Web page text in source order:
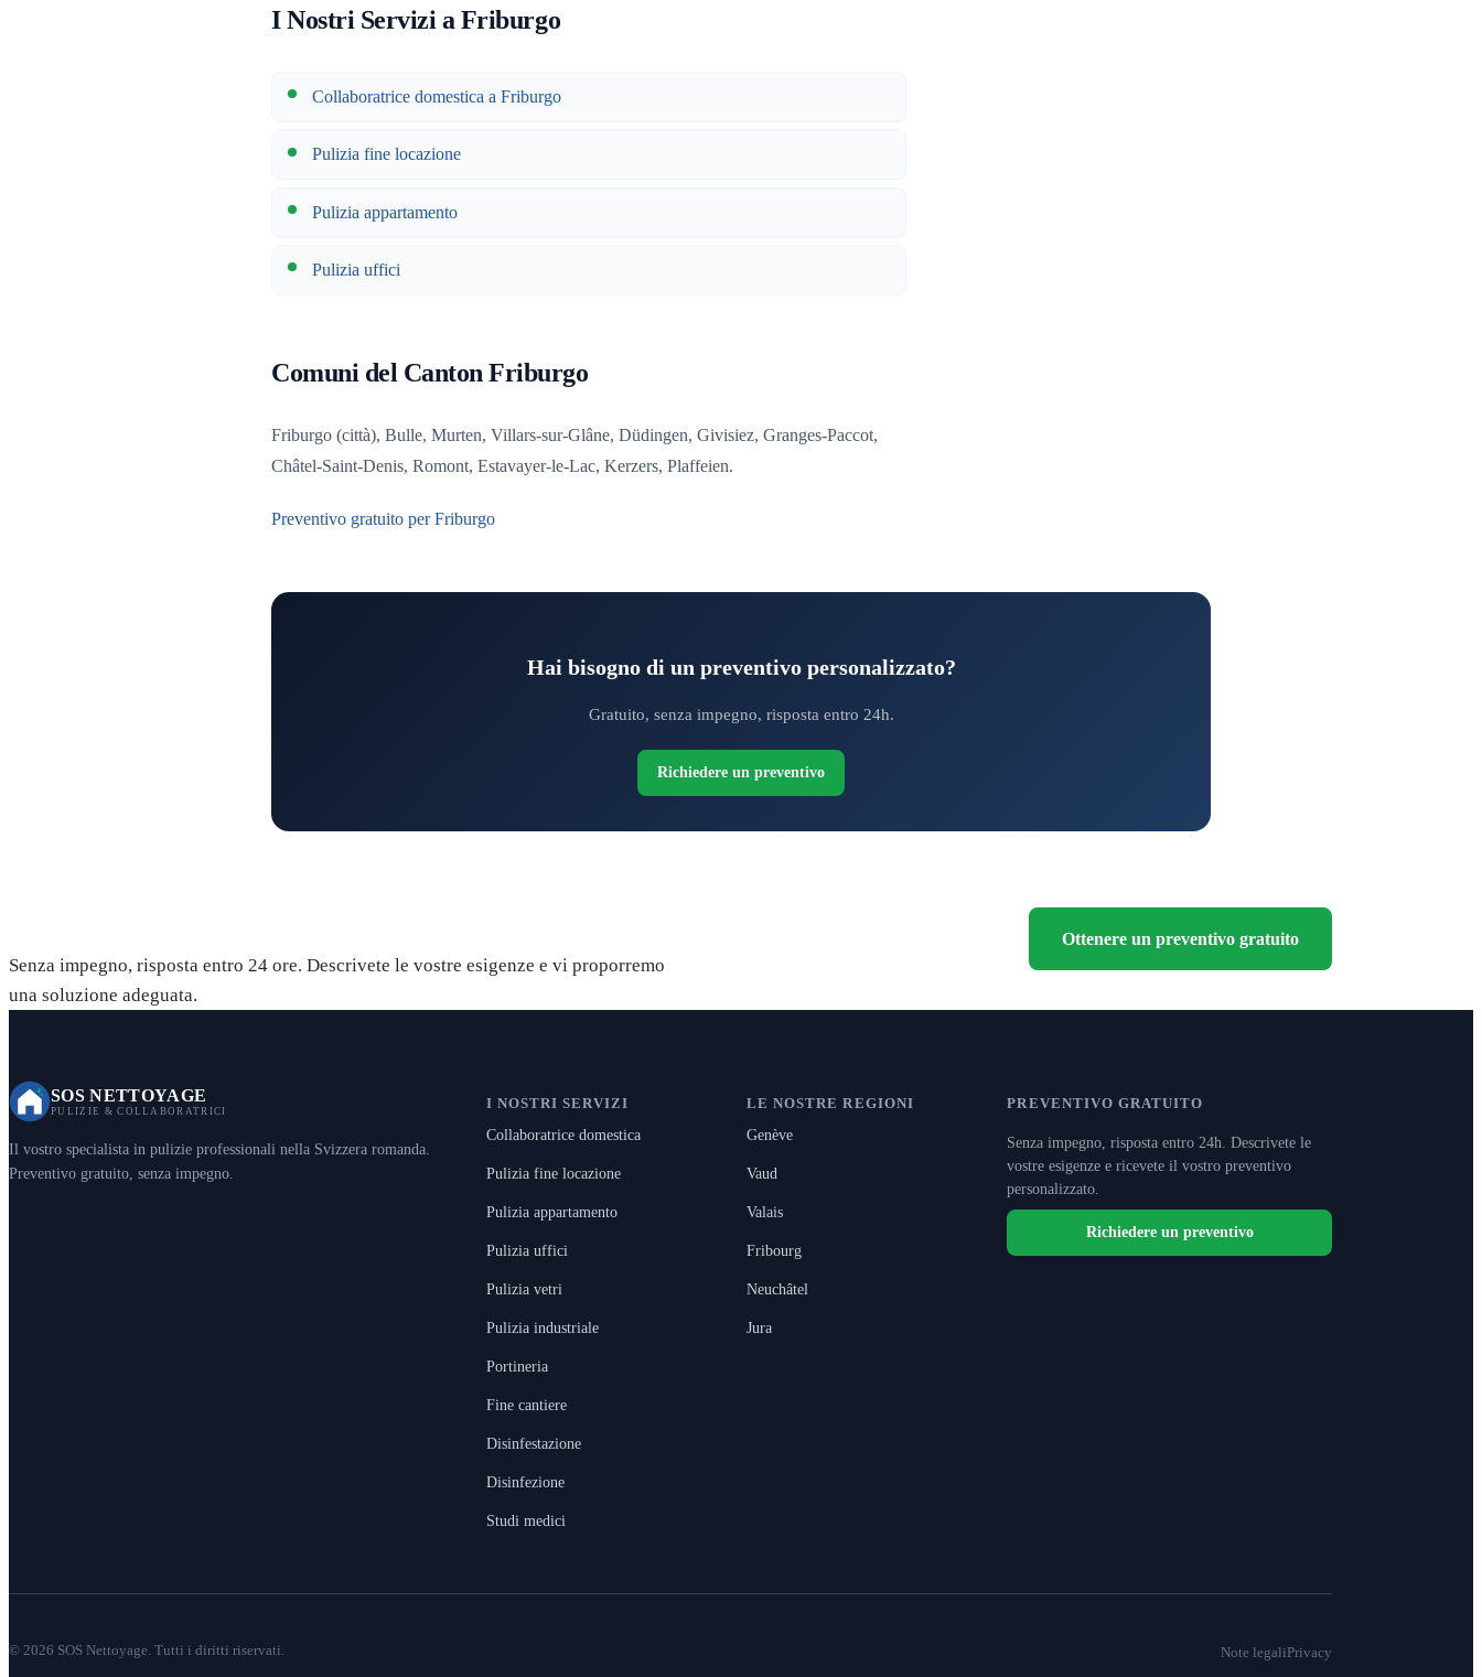
I Nostri Servizi a Friburgo
Collaboratrice domestica a Friburgo
Pulizia fine locazione
Pulizia appartamento
Pulizia uffici
Comuni del Canton Friburgo
Friburgo (città), Bulle, Murten, Villars-sur-Glâne, Düdingen, Givisiez, Granges-Paccot,
Châtel-Saint-Denis, Romont, Estavayer-le-Lac, Kerzers, Plaffeien.
Preventivo gratuito per Friburgo
Hai bisogno di un preventivo personalizzato?
Gratuito, senza impegno, risposta entro 24h.
Richiedere un preventivo
Senza impegno, risposta entro 24 ore. Descrivete le vostre esigenze e vi proporremo
una soluzione adeguata.
Ottenere un preventivo gratuito
SOS NETTOYAGE
PULIZIE & COLLABORATRICI
Il vostro specialista in pulizie professionali nella Svizzera romanda.
Preventivo gratuito, senza impegno.
I NOSTRI SERVIZI
Collaboratrice domestica
Pulizia fine locazione
Pulizia appartamento
Pulizia uffici
Pulizia vetri
Pulizia industriale
Portineria
Fine cantiere
Disinfestazione
Disinfezione
Studi medici
LE NOSTRE REGIONI
Genève
Vaud
Valais
Fribourg
Neuchâtel
Jura
PREVENTIVO GRATUITO
Senza impegno, risposta entro 24h. Descrivete le
vostre esigenze e ricevete il vostro preventivo
personalizzato.
Richiedere un preventivo
© 2026 SOS Nettoyage. Tutti i diritti riservati. Note legaliPrivacy